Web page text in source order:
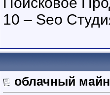
10 – Seo
облачный